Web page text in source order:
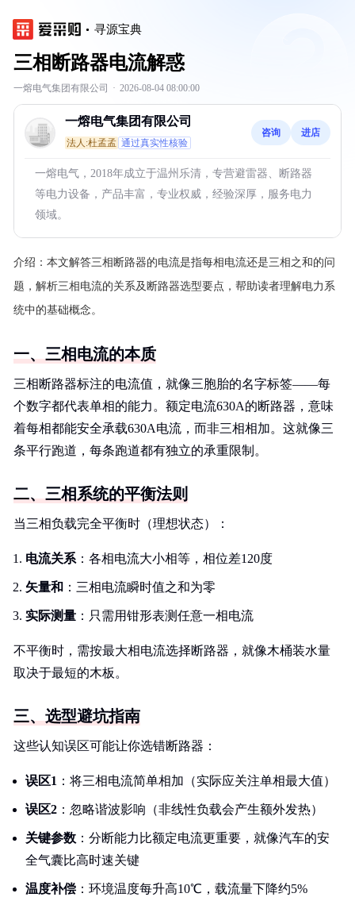
寻源宝典
三相断路器电流解惑
一熔电气集团有限公司 · 2026-08-04 08:00:00
一熔电气集团有限公司
法人:杜孟孟 通过真实性核验
咨询 进店
一熔电气，2018年成立于温州乐清，专营避雷器、断路器
等电力设备，产品丰富，专业权威，经验深厚，服务电力
领域。
介绍： 本文解答三相断路器的电流是指每相电流还是三相之和的问
题，解析三相电流的关系及断路器选型要点，帮助读者理解电力系
统中的基础概念。
一、三相电流的本质
三相断路器标注的电流值，就像三胞胎的名字标签——每
个数字都代表单相的能力。额定电流630A的断路器，意味
着每相都能安全承载630A电流，而非三相相加。这就像三
条平行跑道，每条跑道都有独立的承重限制。
二、三相系统的平衡法则
当三相负载完全平衡时（理想状态）：
电流关系 ：各相电流大小相等，相位差120度
矢量和 ：三相电流瞬时值之和为零
实际测量 ：只需用钳形表测任意一相电流
不平衡时，需按最大相电流选择断路器，就像木桶装水量
取决于最短的木板。
三、选型避坑指南
这些认知误区可能让你选错断路器：
误区1 ：将三相电流简单相加（实际应关注单相最大值）
误区2 ：忽略谐波影响（非线性负载会产生额外发热）
关键参数 ：分断能力比额定电流更重要，就像汽车的安
全气囊比高时速关键
温度补偿 ：环境温度每升高10℃，载流量下降约5%